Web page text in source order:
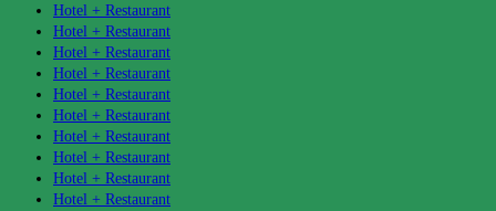
Hotel + Restaurant
Hotel + Restaurant
Hotel + Restaurant
Hotel + Restaurant
Hotel + Restaurant
Hotel + Restaurant
Hotel + Restaurant
Hotel + Restaurant
Hotel + Restaurant
Hotel + Restaurant